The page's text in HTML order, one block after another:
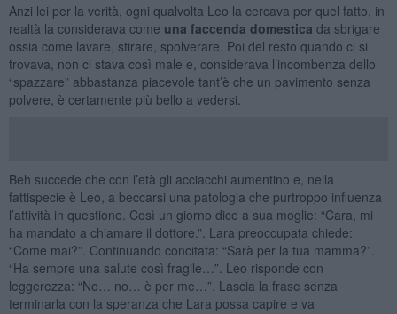
Anzi lei per la verità, ogni qualvolta Leo la cercava per quel fatto, in
realtà la considerava come una faccenda domestica da sbrigare
ossia come lavare, stirare, spolverare. Poi del resto quando ci si
trovava, non ci stava così male e, considerava l’incombenza dello
“spazzare” abbastanza piacevole tant’è che un pavimento senza
polvere, è certamente più bello a vedersi.
Beh succede che con l’età gli acciacchi aumentino e, nella
fattispecie è Leo, a beccarsi una patologia che purtroppo influenza
l’attività in questione. Così un giorno dice a sua moglie: “Cara, mi
ha mandato a chiamare il dottore.”. Lara preoccupata chiede:
“Come mai?”. Continuando concitata: “Sarà per la tua mamma?”.
“Ha sempre una salute così fragile…”. Leo risponde con
leggerezza: “No… no… è per me…”. Lascia la frase senza
terminarla con la speranza che Lara possa capire e va